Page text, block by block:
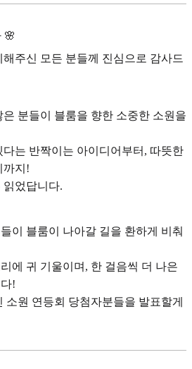
🌸
주신 모든 분들께 진심으로 감사드
분들이 블룸을 향한 소중한 소원을
는 반짝이는 아이디어부터, 따뜻한
까지!
었답니다.
이 블룸이 나아갈 길을 환하게 비춰
에 귀 기울이며, 한 걸음씩 더 나은
!
소원 연등회 당첨자분들을 발표할게